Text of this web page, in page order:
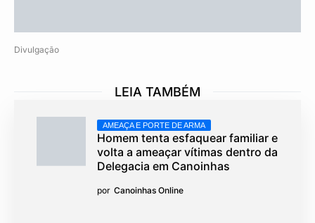
Divulgação
LEIA TAMBÉM
AMEAÇA E PORTE DE ARMA
Homem tenta esfaquear familiar e
volta a ameaçar vítimas dentro da
Delegacia em Canoinhas
por Canoinhas Online